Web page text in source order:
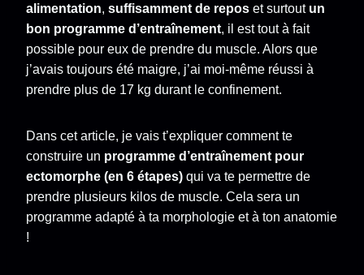
alimentation, suffisamment de repos et surtout un
bon programme d’entraînement, il est tout à fait
possible pour eux de prendre du muscle. Alors que
j’avais toujours été maigre, j’ai moi-même réussi à
prendre plus de 17 kg durant le confinement.
Dans cet article, je vais t’expliquer comment te
construire un programme d’entraînement pour
ectomorphe (en 6 étapes) qui va te permettre de
prendre plusieurs kilos de muscle. Cela sera un
programme adapté à ta morphologie et à ton anatomie
!